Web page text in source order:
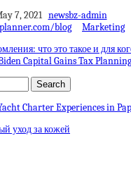
7, 2021 newsbz-admin
blog
Marketing
что это такое и для
Capital Gains Tax Planning
Charter Experiences in
уход за кожей